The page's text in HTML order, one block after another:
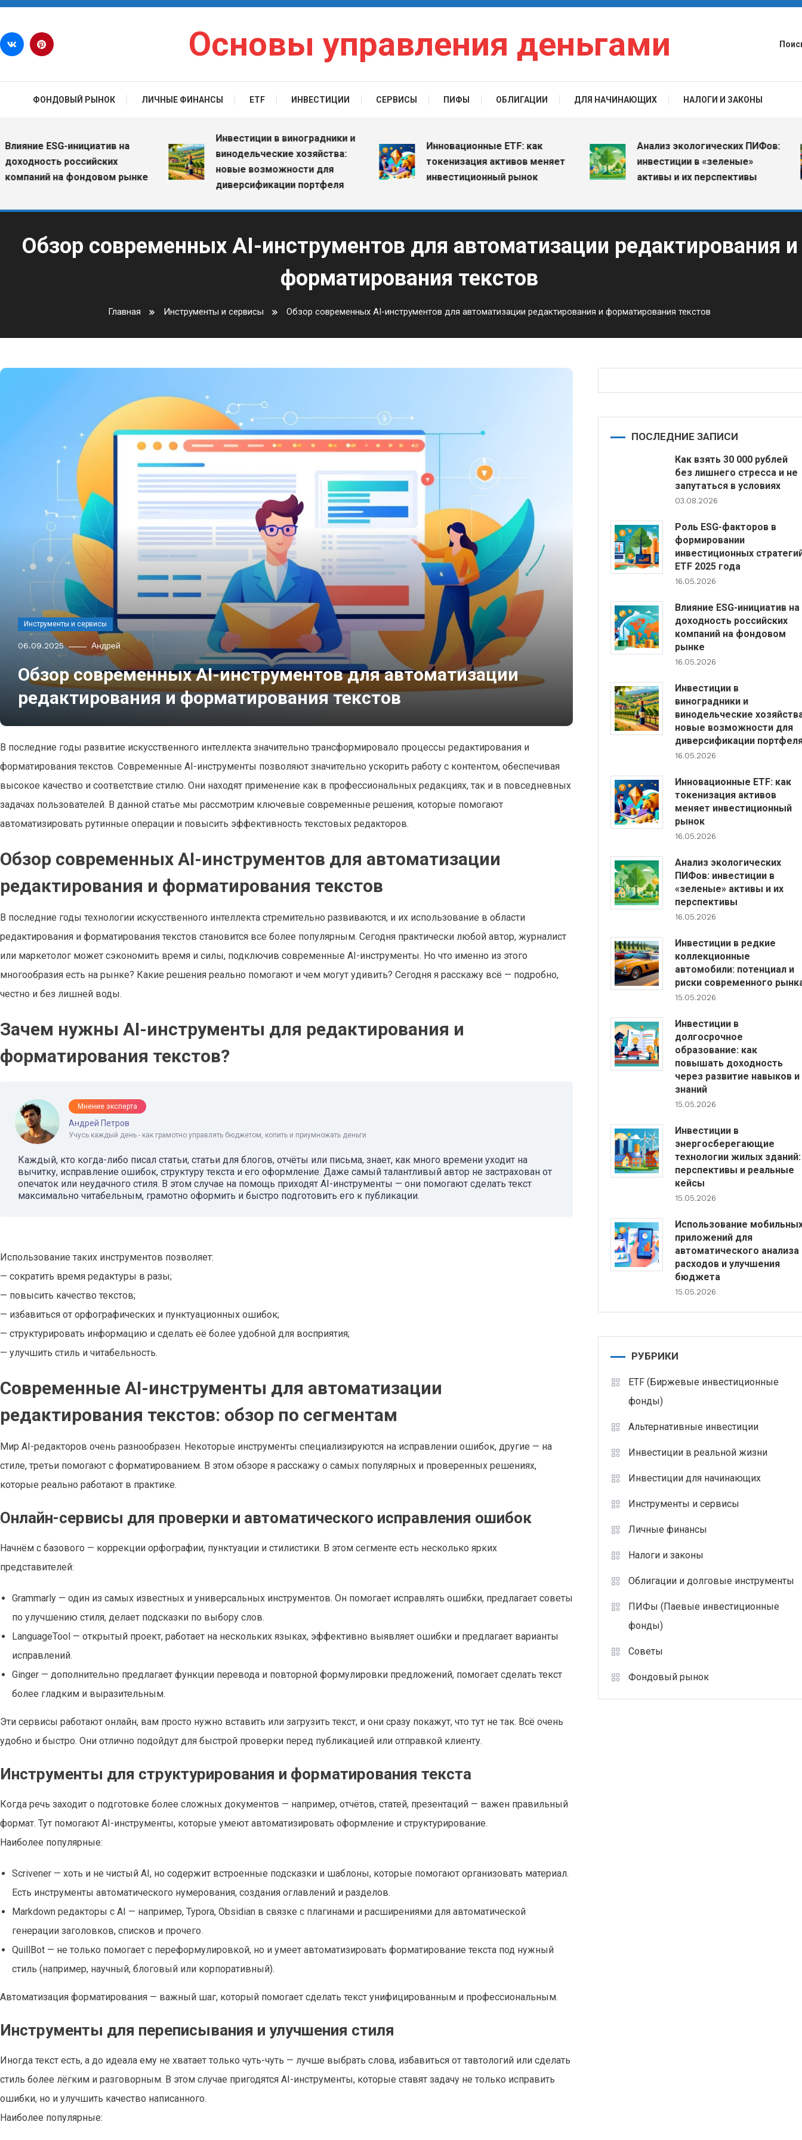
Перейти к содержимому
Основы управления деньгами
ФОНДОВЫЙ РЫНОК ЛИЧНЫЕ ФИНАНСЫ ETF ИНВЕСТИЦИИ СЕРВИСЫ ПИФЫ ОБЛИГАЦИИ ДЛЯ НАЧИНАЮЩИХ НАЛОГИ И ЗАКОНЫ
ESG-инициатив на
российских
на фондовом рынке
Инвестиции в виноградники и
винодельческие хозяйства:
новые возможности для
диверсификации портфеля
Инновационные ETF: как
токенизация активов меняет
инвестиционный рынок
Анализ экологических ПИФов:
инвестиции в «зеленые»
активы и их перспективы
Обзор современных AI-инструментов для автоматизации редактирования и
форматирования текстов
Главная Инструменты и сервисы Обзор современных AI-инструментов для автоматизации редактирования и форматирования текстов
Инструменты и сервисы
06.09.2025 Андрей
Обзор современных AI-инструментов для автоматизации
редактирования и форматирования текстов
В последние годы развитие искусственного интеллекта значительно трансформировало процессы редактирования и
форматирования текстов. Современные AI-инструменты позволяют значительно ускорить работу с контентом, обеспечивая
высокое качество и соответствие стилю. Они находят применение как в профессиональных редакциях, так и в повседневных
задачах пользователей. В данной статье мы рассмотрим ключевые современные решения, которые помогают
автоматизировать рутинные операции и повысить эффективность текстовых редакторов.
Обзор современных AI-инструментов для автоматизации
редактирования и форматирования текстов
В последние годы технологии искусственного интеллекта стремительно развиваются, и их использование в области
редактирования и форматирования текстов становится все более популярным. Сегодня практически любой автор, журналист
или маркетолог может сэкономить время и силы, подключив современные AI-инструменты. Но что именно из этого
многообразия есть на рынке? Какие решения реально помогают и чем могут удивить? Сегодня я расскажу всё — подробно,
честно и без лишней воды.
Зачем нужны AI-инструменты для редактирования и
форматирования текстов?
Мнение эксперта
Андрей Петров
Учусь каждый день - как грамотно управлять бюджетом, копить и приумножать деньги
Каждый, кто когда-либо писал статьи, статьи для блогов, отчёты или письма, знает, как много времени уходит на
вычитку, исправление ошибок, структуру текста и его оформление. Даже самый талантливый автор не застрахован от
опечаток или неудачного стиля. В этом случае на помощь приходят AI-инструменты — они помогают сделать текст
максимально читабельным, грамотно оформить и быстро подготовить его к публикации.
Использование таких инструментов позволяет:
— сократить время редактуры в разы;
— повысить качество текстов;
— избавиться от орфографических и пунктуационных ошибок;
— структурировать информацию и сделать её более удобной для восприятия;
— улучшить стиль и читабельность.
Современные AI-инструменты для автоматизации
редактирования текстов: обзор по сегментам
Мир AI-редакторов очень разнообразен. Некоторые инструменты специализируются на исправлении ошибок, другие — на
стиле, третьи помогают с форматированием. В этом обзоре я расскажу о самых популярных и проверенных решениях,
которые реально работают в практике.
Онлайн-сервисы для проверки и автоматического исправления ошибок
Начнём с базового — коррекции орфографии, пунктуации и стилистики. В этом сегменте есть несколько ярких
представителей:
Grammarly — один из самых известных и универсальных инструментов. Он помогает исправлять ошибки, предлагает советы
по улучшению стиля, делает подсказки по выбору слов.
LanguageTool — открытый проект, работает на нескольких языках, эффективно выявляет ошибки и предлагает варианты
исправлений.
Ginger — дополнительно предлагает функции перевода и повторной формулировки предложений, помогает сделать текст
более гладким и выразительным.
Эти сервисы работают онлайн, вам просто нужно вставить или загрузить текст, и они сразу покажут, что тут не так. Всё очень
удобно и быстро. Они отлично подойдут для быстрой проверки перед публикацией или отправкой клиенту.
Инструменты для структурирования и форматирования текста
Когда речь заходит о подготовке более сложных документов — например, отчётов, статей, презентаций — важен правильный
формат. Тут помогают AI-инструменты, которые умеют автоматизировать оформление и структурирование.
Наиболее популярные:
Scrivener — хоть и не чистый AI, но содержит встроенные подсказки и шаблоны, которые помогают организовать материал.
Есть инструменты автоматического нумерования, создания оглавлений и разделов.
Markdown редакторы с AI — например, Typora, Obsidian в связке с плагинами и расширениями для автоматической
генерации заголовков, списков и прочего.
QuillBot — не только помогает с переформулировкой, но и умеет автоматизировать форматирование текста под нужный
стиль (например, научный, блоговый или корпоративный).
Автоматизация форматирования — важный шаг, который помогает сделать текст унифицированным и профессиональным.
Инструменты для переписывания и улучшения стиля
Иногда текст есть, а до идеала ему не хватает только чуть-чуть — лучше выбрать слова, избавиться от тавтологий или сделать
стиль более лёгким и разговорным. В этом случае пригодятся AI-инструменты, которые ставят задачу не только исправить
ошибки, но и улучшить качество написанного.
Наиболее популярные:
ПОСЛЕДНИЕ ЗАПИСИ
Как взять 30 000 рублей
без лишнего стресса и не
запутаться в условиях
03.08.2026
Роль ESG-факторов в
формировании
инвестиционных
ETF 2025 года
16.05.2026
Влияние ESG-инициатив на
доходность российских
компаний на фондовом
рынке
16.05.2026
Инвестиции в
виноградники и
винодельческие
новые возможности для
диверсификации
16.05.2026
Инновационные ETF: как
токенизация активов
меняет инвестиционный
рынок
16.05.2026
Анализ экологических
ПИФов: инвестиции в
«зеленые» активы и их
перспективы
16.05.2026
Инвестиции в редкие
коллекционные
автомобили: потенциал и
риски современного
15.05.2026
Инвестиции в
долгосрочное
образование: как
повышать доходность
через развитие навыков и
знаний
15.05.2026
Инвестиции в
энергосберегающие
технологии жилых зданий:
перспективы и реальные
кейсы
15.05.2026
Использование
приложений для
автоматического анализа
расходов и улучшения
бюджета
15.05.2026
РУБРИКИ
ETF (Биржевые инвестиционные
фонды)
Альтернативные инвестиции
Инвестиции в реальной жизни
Инвестиции для начинающих
Инструменты и сервисы
Личные финансы
Налоги и законы
Облигации и долговые инструменты
ПИФы (Паевые инвестиционные
фонды)
Советы
Фондовый рынок